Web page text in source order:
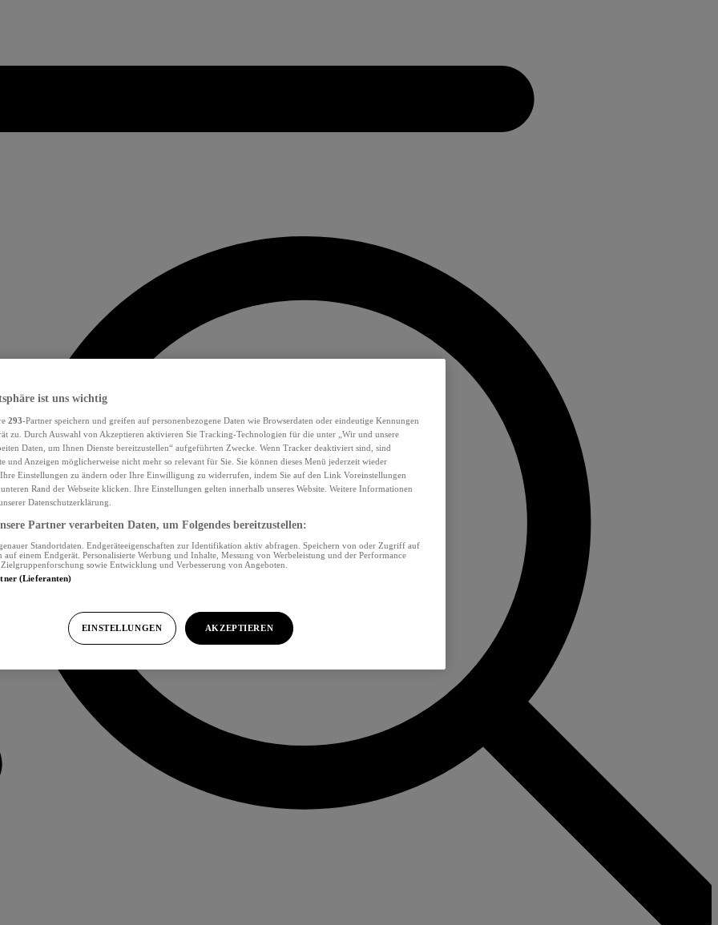
ist uns wichtig
293-Partner speichern und greifen auf personenbezogene Daten wie Browserdaten oder eindeutige Kennungen
zu. Durch Auswahl von Akzeptieren aktivieren Sie Tracking-Technologien für die unter „Wir und unsere
Daten, um Ihnen Dienste bereitzustellen“ aufgeführten Zwecke. Wenn Tracker deaktiviert sind, sind
und Anzeigen möglicherweise nicht mehr so relevant für Sie. Sie können dieses Menü jederzeit wieder
Einstellungen zu ändern oder Ihre Einwilligung zu widerrufen, indem Sie auf den Link Voreinstellungen
Rand der Webseite klicken. Ihre Einstellungen gelten innerhalb unseres Website. Weitere Informationen
Datenschutzerklärung.
Partner verarbeiten Daten, um Folgendes bereitzustellen:
Standortdaten. Endgeräteeigenschaften zur Identifikation aktiv abfragen. Speichern von oder Zugriff auf
einem Endgerät. Personalisierte Werbung und Inhalte, Messung von Werbeleistung und der Performance
sowie Entwicklung und Verbesserung von Angeboten.
(Lieferanten)
EINSTELLUNGEN AKZEPTIEREN